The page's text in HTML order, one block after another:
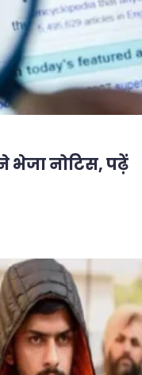
भेजा नोटिस, पढ़ें